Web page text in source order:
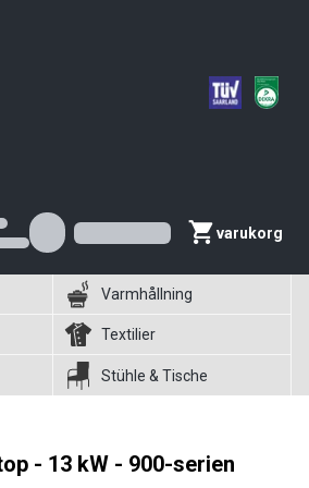
varukorg
Varmhållning
Textilier
Stühle & Tische
- 13 kW - 900-serien